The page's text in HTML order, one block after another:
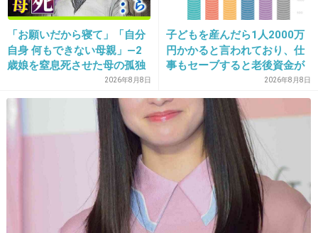
16. 匿名2019/01/08(火) 20:14:12
+5
2019/01/08(火) 20:16:11
長女の私は父親似
「お願いだから寝て」「自分
自身 何もできない母親」―2
歳娘を窒息死させた母の孤独
「娘は『ママどうして』と」
限界の年子ワンオペ育児 法
廷での懺悔と声なきSOS
2026年8月8日
子どもを産んだら1人2000万
円かかると言われており、仕
事もセーブすると老後資金が
貯められない…一方、子育て
していない人は潤沢な資金で
悠々老後だと歪んでいるので
は？→様々な意見
2026年8月8日